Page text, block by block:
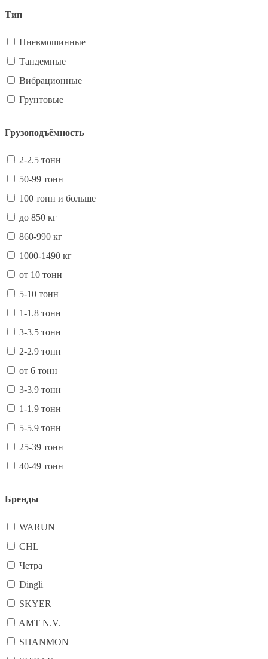
Тип
Пневмошинные
Тандемные
Вибрационные
Грунтовые
Грузоподъёмность
2-2.5 тонн
50-99 тонн
100 тонн и больше
до 850 кг
860-990 кг
1000-1490 кг
от 10 тонн
5-10 тонн
1-1.8 тонн
3-3.5 тонн
2-2.9 тонн
от 6 тонн
3-3.9 тонн
1-1.9 тонн
5-5.9 тонн
25-39 тонн
40-49 тонн
Бренды
WARUN
CHL
Четра
Dingli
SKYER
AMT N.V.
SHANMON